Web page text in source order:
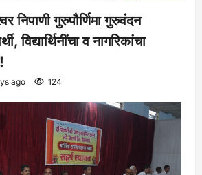
निपाणी गुरुपौर्णिमा गुरुवंदन
विद्यार्थिनींचा व नागरिकांचा
ago 124